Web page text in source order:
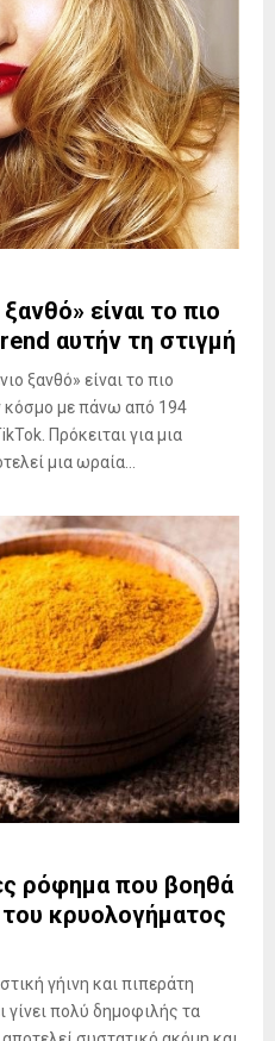
είναι το πιο
αυτήν τη στιγμή
ξανθό» είναι το πιο
κόσμο με πάνω από 194
Πρόκειται για μια
μια ωραία...
ρόφημα που βοηθά
κρυολογήματος
γήινη και πιπεράτη
γίνει πολύ δημοφιλής τα